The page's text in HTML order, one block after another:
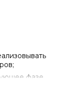
Успешные
они
что и
Часто это
фазе